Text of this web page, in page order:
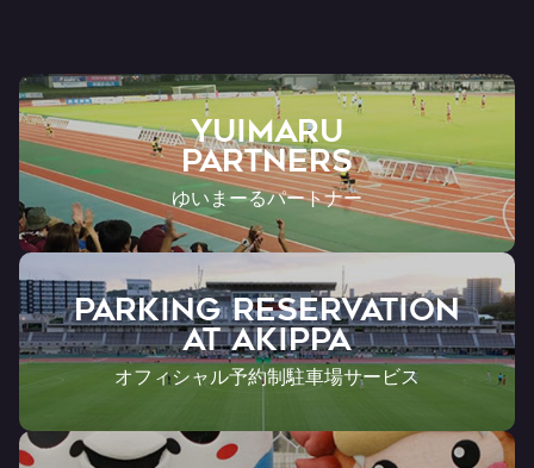
YUIMARU
Partners
ゆいまーるパートナー
PARKING RESERVATION
AT Akippa
オフィシャル予約制駐車場サービス